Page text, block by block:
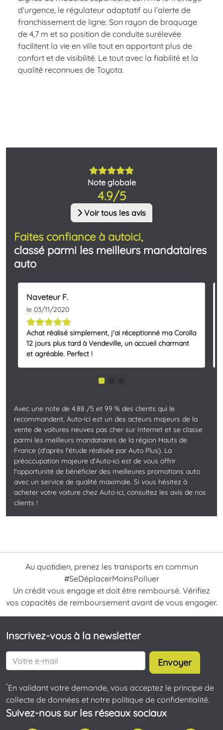
d’urgence, le régulateur adaptatif ou l’alerte de
franchissement de ligne. Son rayon de braquage
de 4,7 m et sa position de conduite surélevée
facilitent la vie en ville tout en apportant plus de
confort et de visibilité. Le tout avec la fiabilité et la
qualité reconnues de Toyota.
Note globale
4.9/5
Voir tous les avis
Faites confiance à autoici,
classé parmi les meilleurs mandataires
auto
Naveteur F.
le 03/11/2020
Achat réalisé simplement, j'ai réceptionné ma Corolla
12 jours plus tard à Vendeville, un accueil charmant
et agréable. Perfect !
Avec une note de 4.88 /5 et 99 % des clients qui le
recommandent, Auto-ici est un des acteurs majeurs de la
vente de voitures neuves pas cher sur Internet et se classe
parmi les meilleurs mandataires de la région Hauts de
France (d'après l'étude réalisée par Auto Plus). La
préoccupation majeure d'Auto-ici est de vous offrir
l'opportunité de bénéficier des meilleures promotions auto
avec un service de qualité maximale. Si vous hésitez à
acheter votre voiture chez Auto-ici, consultez les avis de nos
clients !
Au quotidien, prenez les transports en commun
#SeDéplacerMoinsPolluer
Un crédit vous engage et doit être remboursé. Vérifiez
vos capacités de remboursement avant de vous engager.
Inscrivez-vous à la newsletter
Envoyer
*En validant votre demande, vous acceptez le principe de
collecte de données et notre politique de confidentialité.
Suivez-nous sur les réseaux sociaux